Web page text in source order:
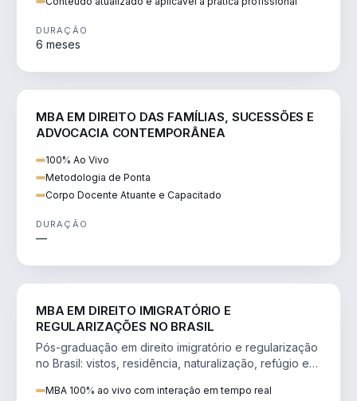
DURAÇÃO
6 meses
MBA EM DIREITO DAS FAMÍLIAS, SUCESSÕES E
ADVOCACIA CONTEMPORÂNEA
100% Ao Vivo
Metodologia de Ponta
Corpo Docente Atuante e Capacitado
DURAÇÃO
—
MBA EM DIREITO IMIGRATÓRIO E
REGULARIZAÇÕES NO BRASIL
Pós-graduação em direito imigratório e regularização
no Brasil: vistos, residência, naturalização, refúgio e
MBA 100% ao vivo com interação em tempo real